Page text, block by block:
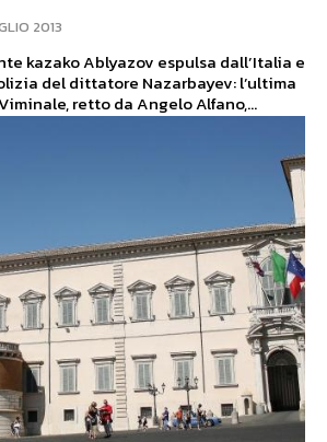
2013
kazako Ablyazov espulsa dall’Italia e
del dittatore Nazarbayev: l’ultima
retto da Angelo Alfano,...